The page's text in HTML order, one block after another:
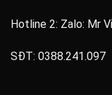
Hotline 2: Zalo: Mr
SĐT: 0388.241.097